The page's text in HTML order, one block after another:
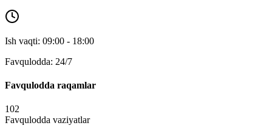
Ish vaqti: 09:00 - 18:00
Favqulodda: 24/7
Favqulodda raqamlar
102
Favqulodda vaziyatlar